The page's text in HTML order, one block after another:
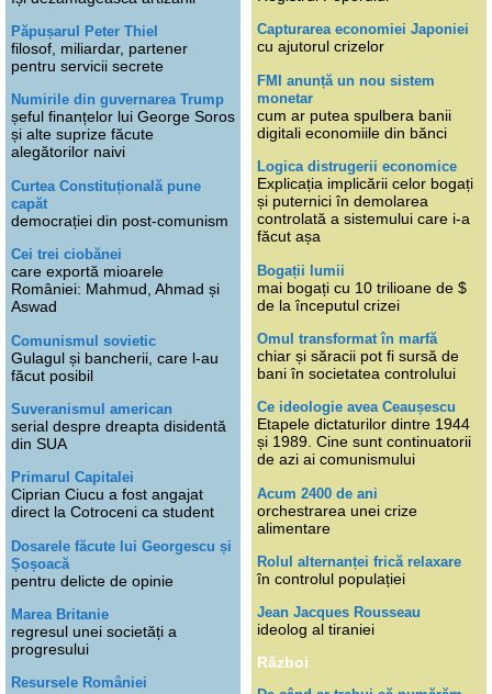
Păpușarul Peter Thiel
filosof, miliardar, partener
pentru servicii secrete
Numirile din guvernarea Trump
șeful finanțelor lui George Soros
și alte suprize făcute
alegătorilor naivi
Curtea Constituțională pune
capăt
democrației din post-comunism
Cei trei ciobănei
care exportă mioarele
României: Mahmud, Ahmad și
Aswad
Comunismul sovietic
Gulagul și bancherii, care l-au
făcut posibil
Suveranismul american
serial despre dreapta disidentă
din SUA
Primarul Capitalei
Ciprian Ciucu a fost angajat
direct la Cotroceni ca student
Dosarele făcute lui Georgescu și
Șoșoacă
pentru delicte de opinie
Marea Britanie
regresul unei societăți a
progresului
Resursele României
Capturarea economiei Japoniei
cu ajutorul crizelor
FMI anunță un nou sistem
monetar
cum ar putea spulbera banii
digitali economiile din bănci
Logica distrugerii economice
Explicația implicării celor bogați
și puternici în demolarea
controlată a sistemului care i-a
făcut așa
Bogații lumii
mai bogați cu 10 trilioane de $
de la începutul crizei
Omul transformat în marfă
chiar și săracii pot fi sursă de
bani în societatea controlului
Ce ideologie avea Ceaușescu
Etapele dictaturilor dintre 1944
și 1989. Cine sunt continuatorii
de azi ai comunismului
Acum 2400 de ani
orchestrarea unei crize
alimentare
Rolul alternanței frică relaxare
în controlul populației
Jean Jacques Rousseau
ideolog al tiraniei
Război